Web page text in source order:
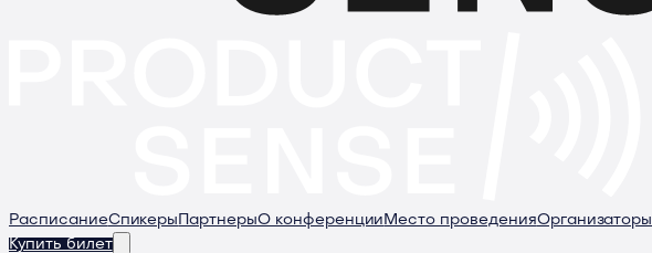
РасписаниеСпикеры ПартнерыО конференции Место проведенияОрганизаторы
Купить билет